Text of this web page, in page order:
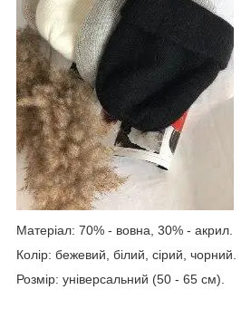
Матеріал: 70% - вовна, 30% - акрил.
Колір: бежевий, білий, сірий, чорний.
Розмір: універсальний (50 - 65 см).